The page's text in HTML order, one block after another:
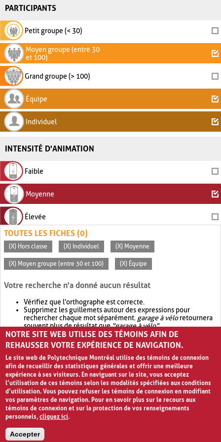
PARTICIPANTS
Petit groupe (< 30)
Moyen groupe (entre 30
et 100)
Grand groupe (> 100)
Équipe
Individuel
INTENSITÉ D'ANIMATION
Faible
Moyenne
Élevée
TOUTES LES FICHES (0)
(X) Hors classe (X) Individuel (X) Moyenne
(X) Moyen groupe (entre 30 et 100) (X) Équipe
Votre recherche n'a donné aucun résultat
Vérifiez que l'orthographe est correcte.
Supprimez les guillemets autour des expressions pour
rechercher chaque mot séparément. garage à véloretournera
souvent plus de résultat que"garage à vélo".
Envisagez d'élargir votre recherche avec OR.garage OR vélo
retournera souvent plus de résultat quegarage à vélo
NOTRE SITE WEB UTILISE DES TÉMOINS AFIN DE
REHAUSSER VOTRE EXPÉRIENCE DE NAVIGATION.
Le site web de Polytechnique Montréal utilise des témoins de connexion
afin de recueillir des statistiques générales et offrir une meilleure
expérience à ses visiteurs. En naviguant sur le site, vous acceptez
l’utilisation de ces témoins selon les modalités spécifiées aux conditions
d’utilisation. Vous pouvez refuser les témoins de connexion en modifiant
vos paramètres de navigation. Pour en savoir plus sur le recours aux
témoins de connexion et sur la protection de vos renseignements
personnels,cliquez ici.
Accepter